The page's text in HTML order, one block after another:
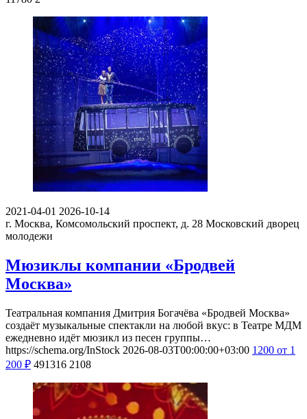
2021-04-01 2026-10-14
г. Москва, Комсомольский проспект, д. 28 Московский дворец
молодежи
Мюзиклы компании «Бродвей
Москва»
Театральная компания Дмитрия Богачёва «Бродвей Москва»
создаёт музыкальные спектакли на любой вкус: в Театре МДМ
ежедневно идёт мюзикл из песен группы…
https://schema.org/InStock 2026-08-03T00:00:00+03:00 1200 от 1
200 ₽ 491316 2108